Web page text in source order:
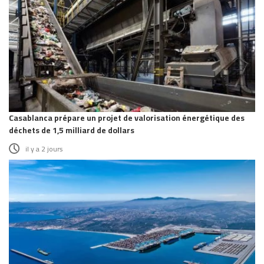
Casablanca prépare un projet de valorisation énergétique des
déchets de 1,5 milliard de dollars
il y a 2 jours